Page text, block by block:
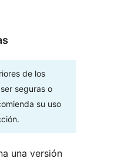
de los
seguras o
su uso
una versión